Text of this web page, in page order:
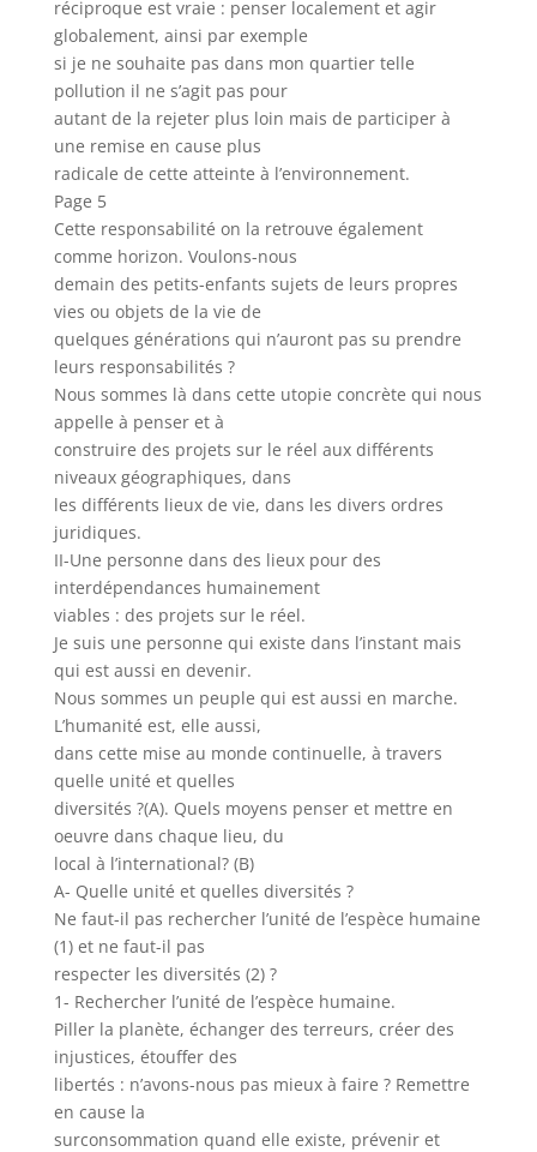
réciproque est vraie : penser localement et agir
globalement, ainsi par exemple
si je ne souhaite pas dans mon quartier telle
pollution il ne s’agit pas pour
autant de la rejeter plus loin mais de participer à
une remise en cause plus
radicale de cette atteinte à l’environnement.
Page 5
Cette responsabilité on la retrouve également
comme horizon. Voulons-nous
demain des petits-enfants sujets de leurs propres
vies ou objets de la vie de
quelques générations qui n’auront pas su prendre
leurs responsabilités ?
Nous sommes là dans cette utopie concrète qui nous
appelle à penser et à
construire des projets sur le réel aux différents
niveaux géographiques, dans
les différents lieux de vie, dans les divers ordres
juridiques.
II-Une personne dans des lieux pour des
interdépendances humainement
viables : des projets sur le réel.
Je suis une personne qui existe dans l’instant mais
qui est aussi en devenir.
Nous sommes un peuple qui est aussi en marche.
L’humanité est, elle aussi,
dans cette mise au monde continuelle, à travers
quelle unité et quelles
diversités ?(A). Quels moyens penser et mettre en
oeuvre dans chaque lieu, du
local à l’international? (B)
A- Quelle unité et quelles diversités ?
Ne faut-il pas rechercher l’unité de l’espèce humaine
(1) et ne faut-il pas
respecter les diversités (2) ?
1- Rechercher l’unité de l’espèce humaine.
Piller la planète, échanger des terreurs, créer des
injustices, étouffer des
libertés : n’avons-nous pas mieux à faire ? Remettre
en cause la
surconsommation quand elle existe, prévenir et